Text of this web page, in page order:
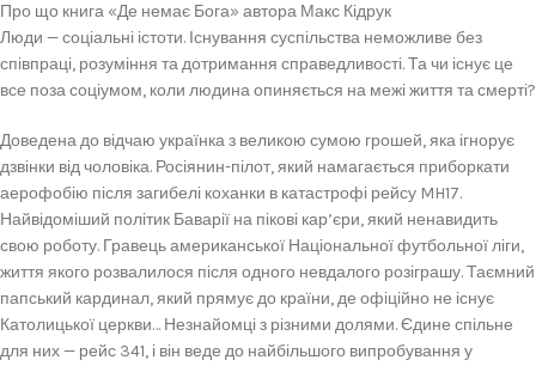
Про що книга «Де немає Бога» автора Макс Кідрук
Люди — соціальні істоти. Існування суспільства неможливе без
співпраці, розуміння та дотримання справедливості. Та чи існує це
все поза соціумом, коли людина опиняється на межі життя та смерті?
Доведена до відчаю українка з великою сумою грошей, яка ігнорує
дзвінки від чоловіка. Росіянин-пілот, який намагається приборкати
аерофобію після загибелі коханки в катастрофі рейсу MH17.
Найвідоміший політик Баварії на пікові кар’єри, який ненавидить
свою роботу. Гравець американської Національної футбольної ліги,
життя якого розвалилося після одного невдалого розіграшу. Таємний
папський кардинал, який прямує до країни, де офіційно не існує
Католицької церкви… Незнайомці з різними долями. Єдине спільне
для них — рейс 341, і він веде до найбільшого випробування у